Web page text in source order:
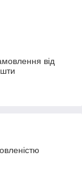
від